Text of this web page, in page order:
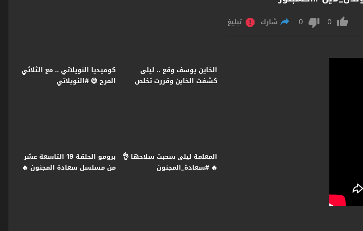
0
0 شارك تبليغ
الخاين يوسف وقع .. ليلى
كشفت الخاين وقررت تخلص
كوميديا النويلاتي .. مع الثلاثي
المرح 😅 #النويلاتي
المعلمة ليلى سحبت سلاحها 👌
🔥 #سعادة_المجنون
برومو الحلقة 19 التاسعة عشر
من مسلسل سعادة المجنون 🔥